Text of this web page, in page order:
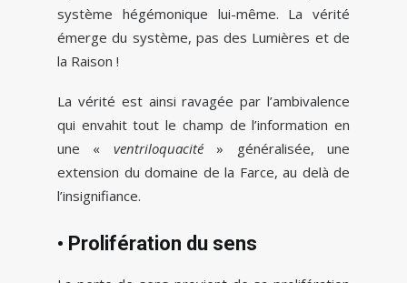
système hégémonique lui-même. La vérité
émerge du système, pas des Lumières et de
la Raison !
La vérité est ainsi ravagée par l’ambivalence
qui envahit tout le champ de l’information en
une « ventriloquacité» généralisée, une
extension du domaine de la Farce, au delà de
l’insignifiance.
• Prolifération du sens